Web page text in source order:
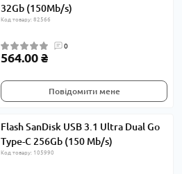
32Gb (150Mb/s)
Код товару: 82566
0
564.00 ₴
Повідомити мене
Flash SanDisk USB 3.1 Ultra Dual Go
Type-C 256Gb (150 Mb/s)
Код товару: 105990